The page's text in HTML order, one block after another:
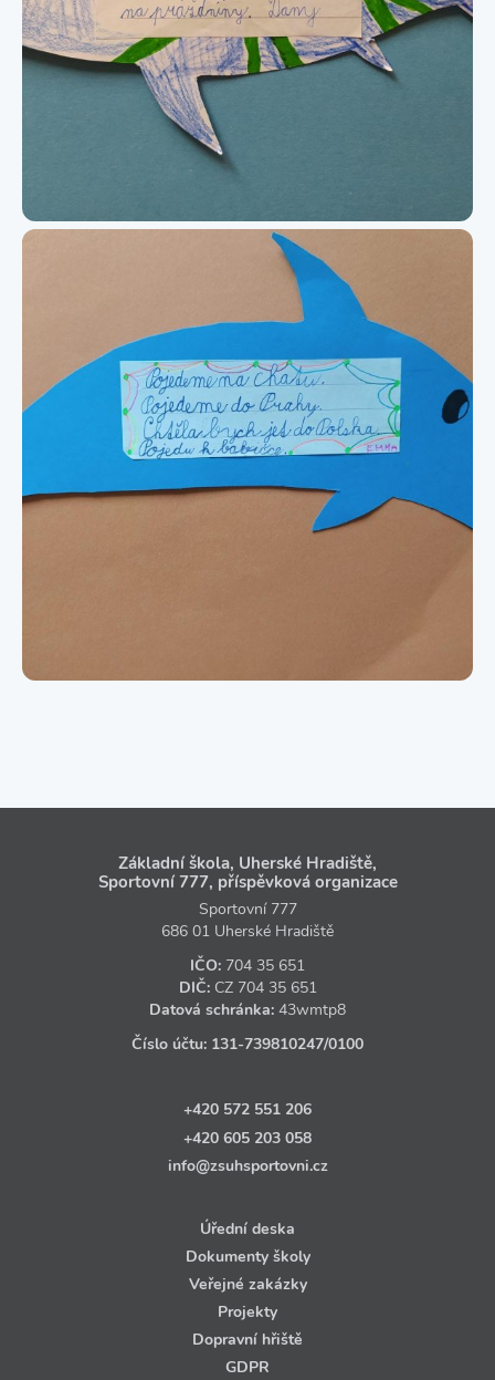
Základní škola, Uherské Hradiště,
Sportovní 777, příspěvková organizace
Sportovní 777
686 01 Uherské Hradiště
IČO: 704 35 651
DIČ: CZ 704 35 651
Datová schránka: 43wmtp8
Číslo účtu: 131‑739810247/0100
+420 572 551 206
+420 605 203 058
info@zsuhsportovni.cz
Úřední deska
Dokumenty školy
Veřejné zakázky
Projekty
Dopravní hřiště
GDPR